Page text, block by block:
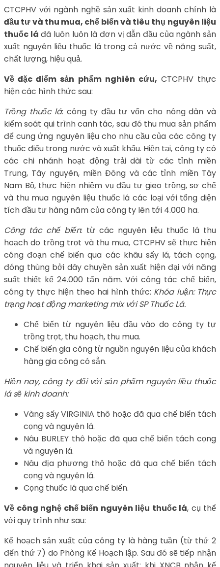
CTCPHV với ngành nghề sản xuất kinh doanh chính là
đầu tư và thu mua, chế biến và tiêu thụ nguyên liệu
thuốc lá đã luôn luôn là đơn vị dẫn đầu của ngành sản
xuất nguyên liệu thuốc lá trong cả nước về năng suất,
chất lượng, hiệu quả.
Về đặc điểm sản phẩm nghiên cứu, CTCPHV thực
hiện các hình thức sau:
Trồng thuốc lá: công ty đầu tư vốn cho nông dân và
kiểm soát qui trình canh tác, sau đó thu mua sản phẩm
để cung ứng nguyên liệu cho nhu cầu của các công ty
thuốc điếu trong nước và xuất khẩu. Hiện tại, công ty có
các chi nhánh hoạt động trải dài từ các tỉnh miền
Trung, Tây nguyên, miền Đông và các tỉnh miền Tây
Nam Bộ, thực hiện nhiệm vụ đầu tư gieo trồng, sơ chế
và thu mua nguyên liệu thuốc lá các loại với tổng diện
tích đầu tư hàng năm của công ty lên tới 4.000 ha.
Công tác chế biến: từ các nguyên liệu thuốc lá thu
hoạch do trồng trọt và thu mua, CTCPHV sẽ thực hiện
công đoạn chế biến qua các khâu sấy lá, tách cọng,
đóng thùng bởi dây chuyền sản xuất hiện đại với năng
suất thiết kế 24.000 tấn năm. Với công tác chế biến,
công ty thực hiện theo hai hình thức: Khóa luận: Thực
trạng hoạt động marketing mix với SP Thuốc Lá.
Chế biến từ nguyên liệu đầu vào do công ty tự
trồng trọt, thu hoạch, thu mua.
Chế biến gia công từ nguồn nguyên liệu của khách
hàng gia công có sẵn.
Hiện nay, công ty đối với sản phẩm nguyên liệu thuốc
lá sẽ kinh doanh:
Vàng sấy VIRGINIA thô hoặc đã qua chế biến tách
cọng và nguyên lá.
Nâu BURLEY thô hoặc đã qua chế biến tách cọng
và nguyên lá.
Nâu địa phương thô hoặc đã qua chế biến tách
cọng và nguyên lá.
Cọng thuốc lá qua chế biến.
Về công nghệ chế biến nguyên liệu thuốc lá, cụ thể
với quy trình như sau:
Kế hoạch sản xuất của công ty là hàng tuần (từ thứ 2
đến thứ 7) do Phòng Kế Hoạch lập. Sau đó sẽ tiếp nhận